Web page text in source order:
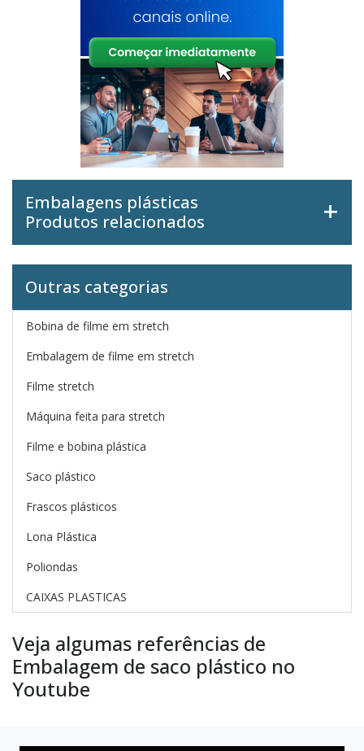
Embalagens plásticas
Produtos relacionados
Outras categorias
Bobina de filme em stretch
Embalagem de filme em stretch
Filme stretch
Máquina feita para stretch
Filme e bobina plástica
Saco plástico
Frascos plásticos
Lona Plástica
Poliondas
CAIXAS PLASTICAS
Veja algumas referências de
Embalagem de saco plástico no
Youtube